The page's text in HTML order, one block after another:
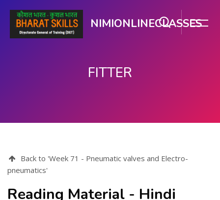
NIMIONLINECLASSES
FITTER
Back to 'Week 71 - Pneumatic valves and Electro-
pneumatics'
Reading Material - Hindi